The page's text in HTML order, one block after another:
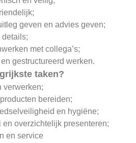
geven en advies geven;
details;
met collega’s;
gestructureerd werken.
taken?
verwerken;
bereiden;
en hygiëne;
en overzichtelijk presenteren;
en service